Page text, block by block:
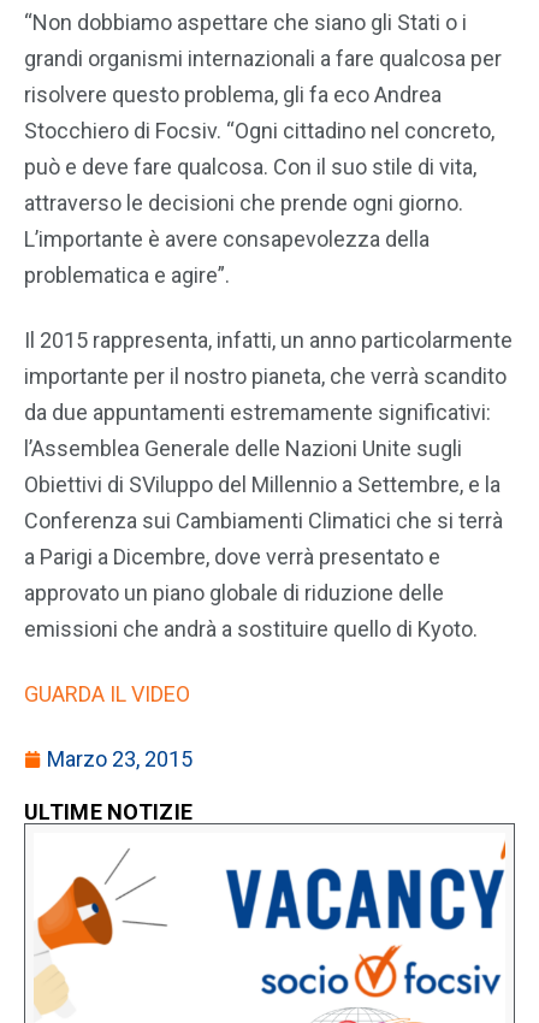
“Non dobbiamo aspettare che siano gli Stati o i
grandi organismi internazionali a fare qualcosa per
risolvere questo problema, gli fa eco Andrea
Stocchiero di Focsiv. “Ogni cittadino nel concreto,
può e deve fare qualcosa. Con il suo stile di vita,
attraverso le decisioni che prende ogni giorno.
L’importante è avere consapevolezza della
problematica e agire”.
Il 2015 rappresenta, infatti, un anno particolarmente
importante per il nostro pianeta, che verrà scandito
da due appuntamenti estremamente significativi:
l’Assemblea Generale delle Nazioni Unite sugli
Obiettivi di SViluppo del Millennio a Settembre, e la
Conferenza sui Cambiamenti Climatici che si terrà
a Parigi a Dicembre, dove verrà presentato e
approvato un piano globale di riduzione delle
emissioni che andrà a sostituire quello di Kyoto.
GUARDA IL VIDEO
Marzo 23, 2015
ULTIME NOTIZIE